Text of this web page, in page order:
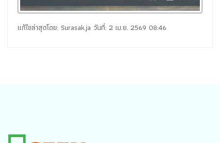
LOADING PAGES 100% ...
แก้ไขล่าสุดโดย: Surasak.ja วันที่: 2 เม.ย. 2569 08:46